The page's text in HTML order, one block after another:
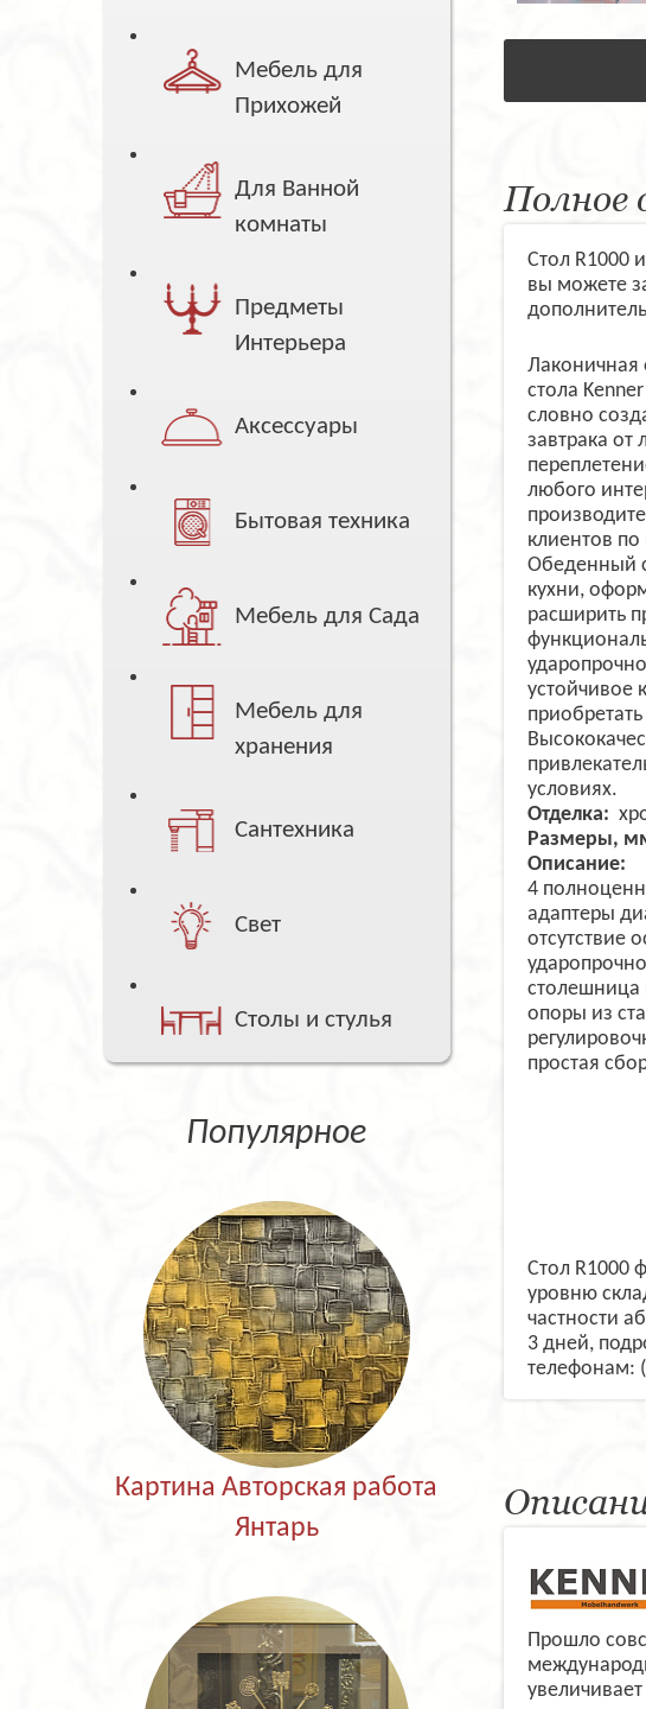
Мебель для
Прихожей
Для Ванной
комнаты
Предметы
Интерьера
Аксессуары
Бытовая техника
Мебель для Сада
Мебель для
хранения
Сантехника
Свет
Столы и стулья
Популярное
Картина Авторская работа
Янтарь
Полное
Стол R1000
вы можете
стола
словно
завтрака от
любого
клиентов
Обеденный
кухни,
расширить
устойчивое
условиях.
Отделка:
Размеры,
Описание:
4
адаптеры
отсутствие
столешница
опоры из
простая
Стол R1000
уровню
частности
3 дней,
телефонам:
Прошло